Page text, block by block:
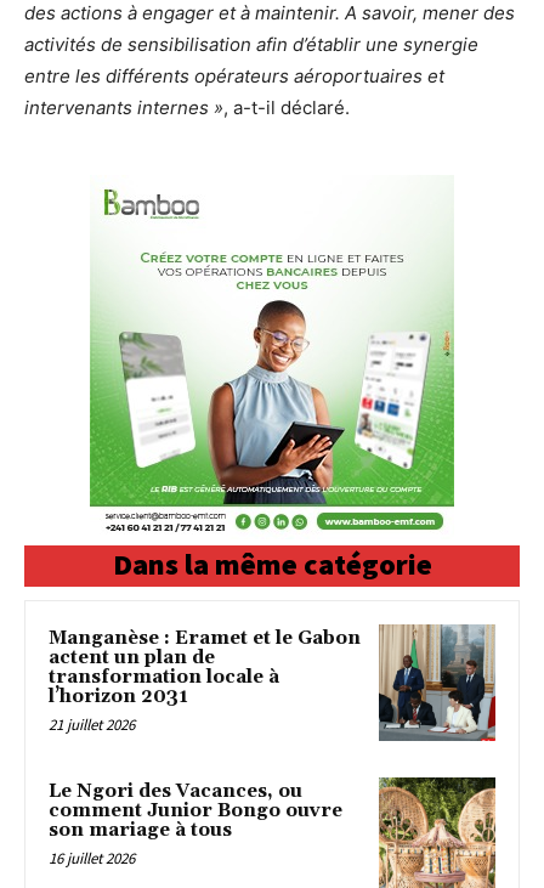
des actions à engager et à maintenir. A savoir, mener des
activités de sensibilisation afin d’établir une synergie
entre les différents opérateurs aéroportuaires et
intervenants internes », a-t-il déclaré.
Dans la même catégorie
Manganèse : Eramet et le Gabon
actent un plan de
transformation locale à
l’horizon 2031
21 juillet 2026
‎Le Ngori des Vacances, ou
comment Junior Bongo ouvre
son mariage à tous
16 juillet 2026